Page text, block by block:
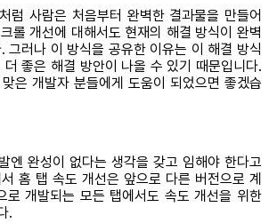
럼 사람은 처음부터 완벽한 결과물을 만들어
롤 개선에 대해서도 현재의 해결 방식이 완벽
그러나 이 방식을 공유한 이유는 이 해결 방식
좋은 해결 방안이 나올 수 있기 때문입니다.
은 개발자 분들에게 도움이 되었으면 좋겠습
엔 완성이 없다는 생각을 갖고 임해야 한다고
홈 탭 속도 개선은 앞으로 다른 버전으로 계
로 개발되는 모든 탭에서도 속도 개선을 위한
.